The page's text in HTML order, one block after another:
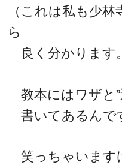
（これは私も少
ら
良く分かります。
教本にはワザと”
書いてあるんで
笑っちゃいます